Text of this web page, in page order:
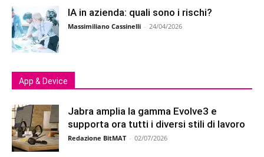
IA in azienda: quali sono i rischi?
Massimiliano Cassinelli - 24/04/2026
App & Device
Jabra amplia la gamma Evolve3 e
supporta ora tutti i diversi stili di lavoro
Redazione BitMAT - 02/07/2026